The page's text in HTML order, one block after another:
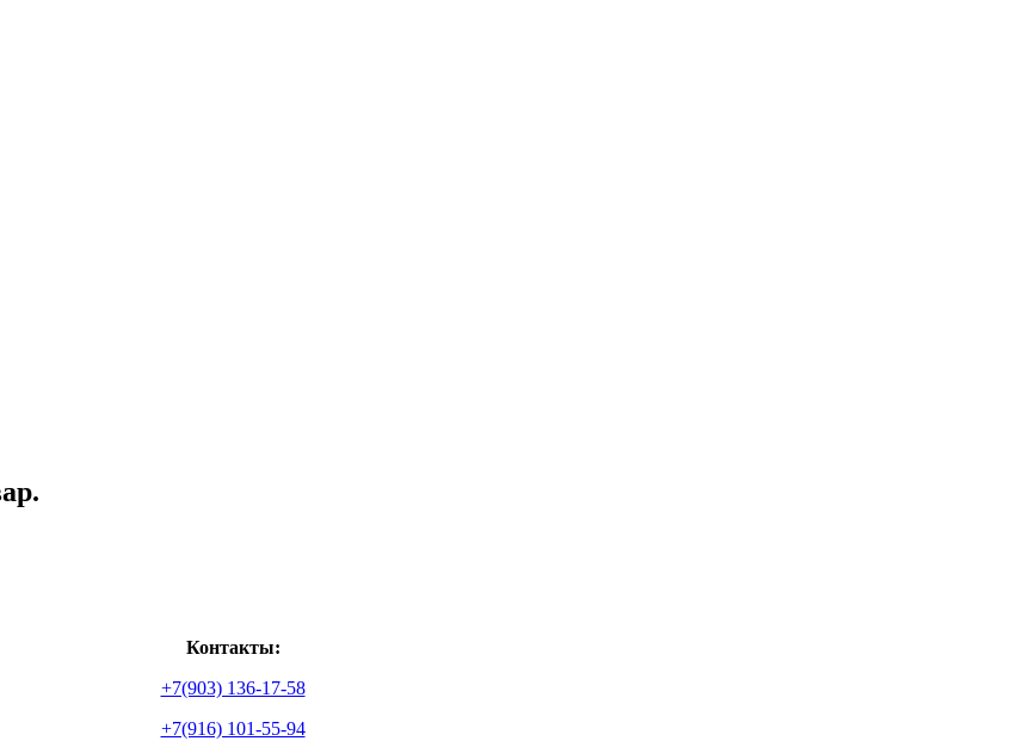
Контакты:
+7(903) 136-17-58
+7(916) 101-55-94